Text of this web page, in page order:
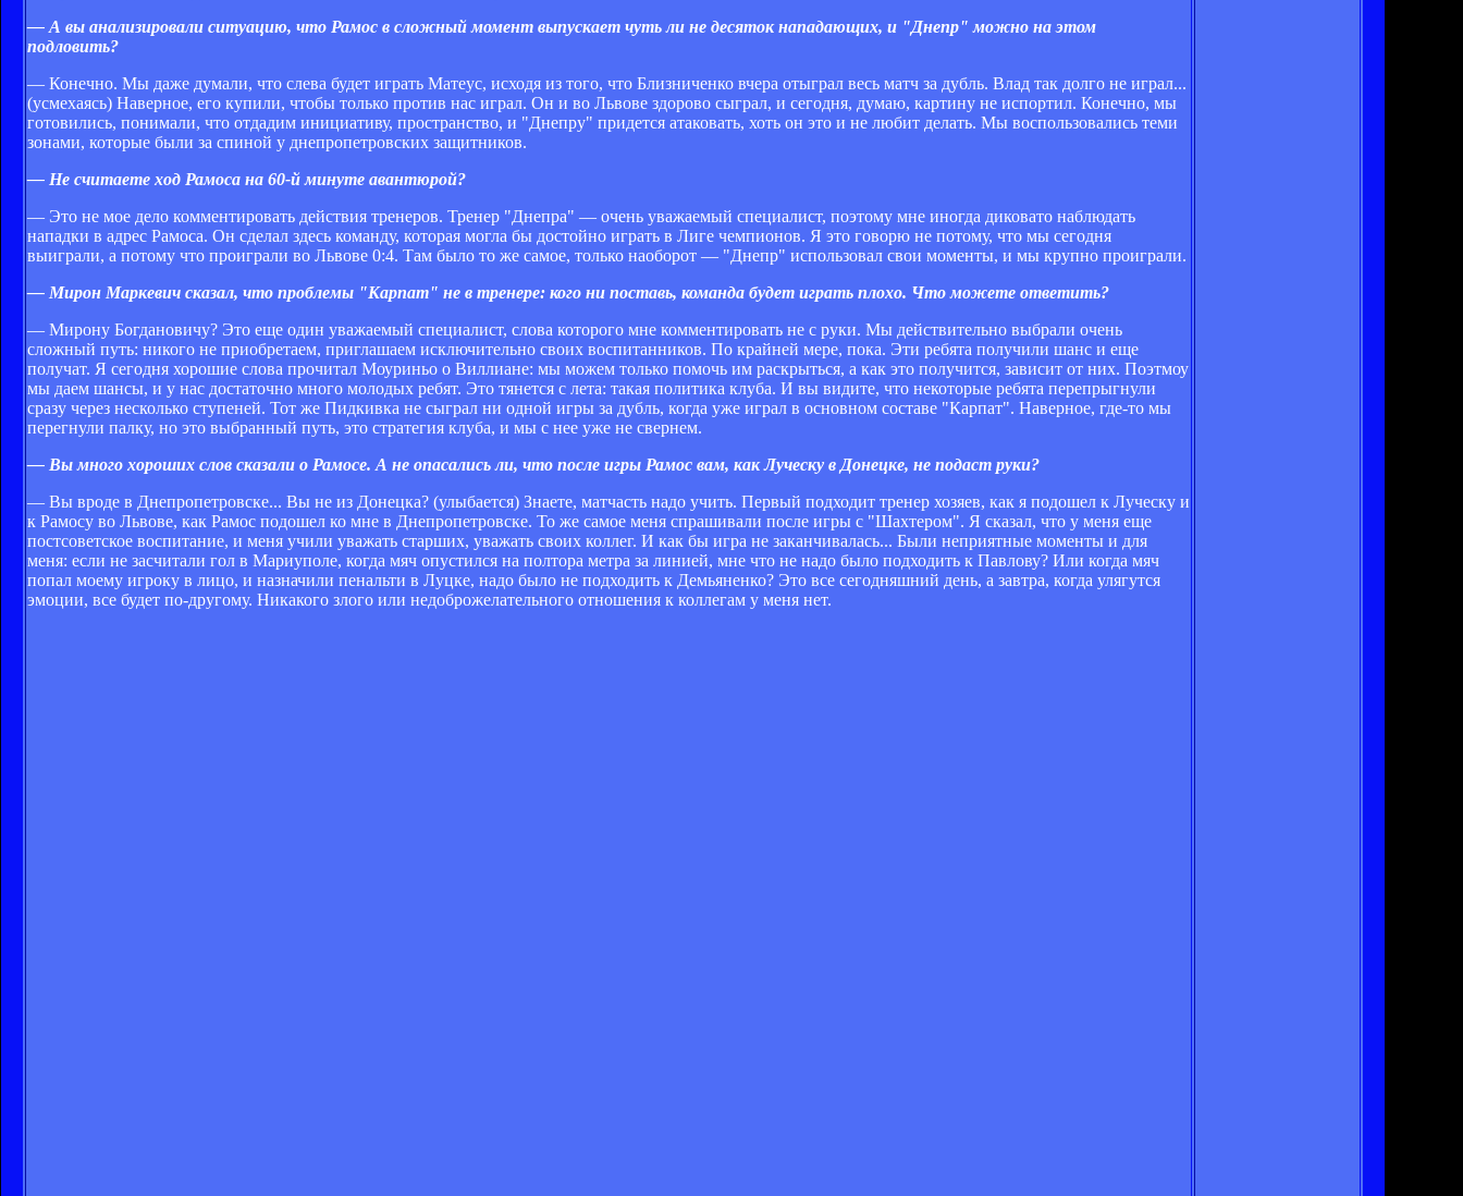
— А вы анализировали ситуацию, что Рамос в сложный момент выпускает чуть ли не десяток нападающих, и "Днепр" можно на этом
подловить?
— Конечно. Мы даже думали, что слева будет играть Матеус, исходя из того, что Близниченко вчера отыграл весь матч за дубль. Влад так долго не играл...
(усмехаясь) Наверное, его купили, чтобы только против нас играл. Он и во Львове здорово сыграл, и сегодня, думаю, картину не испортил. Конечно, мы
готовились, понимали, что отдадим инициативу, пространство, и "Днепру" придется атаковать, хоть он это и не любит делать. Мы воспользовались теми
зонами, которые были за спиной у днепропетровских защитников.
— Не считаете ход Рамоса на 60-й минуте авантюрой?
— Это не мое дело комментировать действия тренеров. Тренер "Днепра" — очень уважаемый специалист, поэтому мне иногда диковато наблюдать
нападки в адрес Рамоса. Он сделал здесь команду, которая могла бы достойно играть в Лиге чемпионов. Я это говорю не потому, что мы сегодня
выиграли, а потому что проиграли во Львове 0:4. Там было то же самое, только наоборот — "Днепр" использовал свои моменты, и мы крупно проиграли.
— Мирон Маркевич сказал, что проблемы "Карпат" не в тренере: кого ни поставь, команда будет играть плохо. Что можете ответить?
— Мирону Богдановичу? Это еще один уважаемый специалист, слова которого мне комментировать не с руки. Мы действительно выбрали очень
сложный путь: никого не приобретаем, приглашаем исключительно своих воспитанников. По крайней мере, пока. Эти ребята получили шанс и еще
получат. Я сегодня хорошие слова прочитал Моуриньо о Виллиане: мы можем только помочь им раскрыться, а как это получится, зависит от них. Поэтмоу
мы даем шансы, и у нас достаточно много молодых ребят. Это тянется с лета: такая политика клуба. И вы видите, что некоторые ребята перепрыгнули
сразу через несколько ступеней. Тот же Пидкивка не сыграл ни одной игры за дубль, когда уже играл в основном составе "Карпат". Наверное, где-то мы
перегнули палку, но это выбранный путь, это стратегия клуба, и мы с нее уже не свернем.
— Вы много хороших слов сказали о Рамосе. А не опасались ли, что после игры Рамос вам, как Луческу в Донецке, не подаст руки?
— Вы вроде в Днепропетровске... Вы не из Донецка? (улыбается) Знаете, матчасть надо учить. Первый подходит тренер хозяев, как я подошел к Луческу и
к Рамосу во Львове, как Рамос подошел ко мне в Днепропетровске. То же самое меня спрашивали после игры с "Шахтером". Я сказал, что у меня еще
постсоветское воспитание, и меня учили уважать старших, уважать своих коллег. И как бы игра не заканчивалась... Были неприятные моменты и для
меня: если не засчитали гол в Мариуполе, когда мяч опустился на полтора метра за линией, мне что не надо было подходить к Павлову? Или когда мяч
попал моему игроку в лицо, и назначили пенальти в Луцке, надо было не подходить к Демьяненко? Это все сегодняшний день, а завтра, когда улягутся
эмоции, все будет по-другому. Никакого злого или недоброжелательного отношения к коллегам у меня нет.